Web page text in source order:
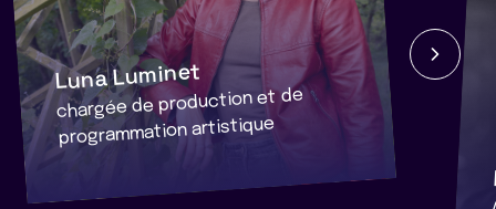
Luna Luminet
chargée de production et de
programmation artistique